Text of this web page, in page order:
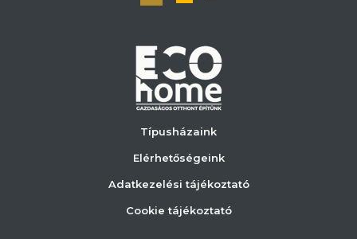
Típusházaink
Elérhetőségeink
Adatkezelési tájékoztató
Cookie tájékoztató